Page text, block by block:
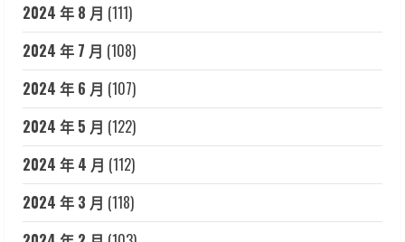
2024 年 8 月 (111)
2024 年 7 月 (108)
2024 年 6 月 (107)
2024 年 5 月 (122)
2024 年 4 月 (112)
2024 年 3 月 (118)